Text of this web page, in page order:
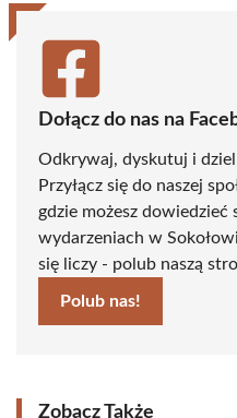
Dołącz do nas na
Odkrywaj, dyskutuj i
Przyłącz się do naszej
gdzie możesz
wydarzeniach w
się liczy - polub naszą
Polub nas!
Zobacz Także